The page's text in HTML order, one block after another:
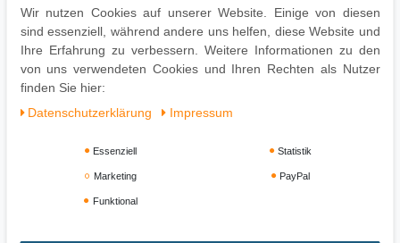
Lieferzustand: praktisch zerlegt und praktisch verpackt
Leicht verständliche Montageanleitung inklusive
Einfacher und schneller Aufbau dank gut durchdachter
Konstruktion
Wir nutzen Cookies auf unserer Website. Einige von diesen
sind essenziell, während andere uns helfen, diese Website und
Ihre Erfahrung zu verbessern. Weitere Informationen zu den
von uns verwendeten Cookies und Ihren Rechten als Nutzer
finden Sie hier:
Daten­schutz­erklärung
Impressum
Essenziell Statistik
Marketing PayPal
Funktional